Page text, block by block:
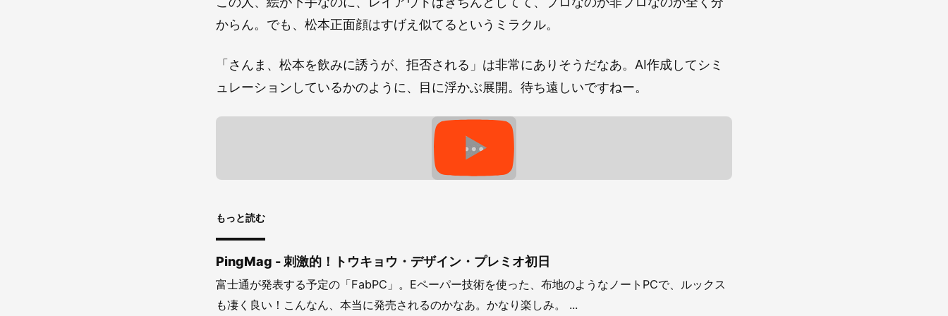
からん。でも、松本正面顔はすげえ似てるというミラクル。
「さんま、松本を飲みに誘うが、拒否される」は非常にありそうだなあ。AI作成してシミ
ュレーションしているかのように、目に浮かぶ展開。待ち遠しいですねー。
もっと読む
PingMag - 刺激的！トウキョウ・デザイン・プレミオ初日
富士通が発表する予定の「FabPC」。Eペーパー技術を使った、布地のようなノートPCで、ルックス
も凄く良い！こんなん、本当に発売されるのかなあ。かなり楽しみ。 ...